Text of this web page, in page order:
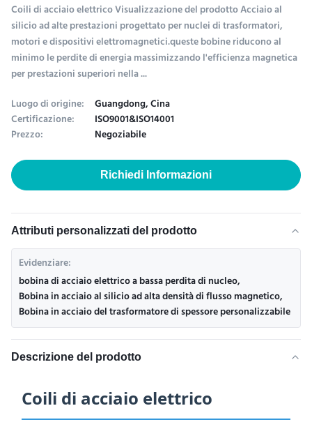
Coili di acciaio elettrico Visualizzazione del prodotto Acciaio al
silicio ad alte prestazioni progettato per nuclei di trasformatori,
motori e dispositivi elettromagnetici.queste bobine riducono al
minimo le perdite di energia massimizzando l'efficienza magnetica
per prestazioni superiori nella ...
Luogo di origine: Guangdong, Cina
Certificazione: ISO9001&ISO14001
Prezzo: Negoziabile
Richiedi Informazioni
Attributi personalizzati del prodotto
Evidenziare:
bobina di acciaio elettrico a bassa perdita di nucleo,
Bobina in acciaio al silicio ad alta densità di flusso magnetico,
Bobina in acciaio del trasformatore di spessore personalizzabile
Descrizione del prodotto
Coili di acciaio elettrico